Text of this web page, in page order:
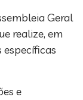
Geral
realize, em
específicas
e